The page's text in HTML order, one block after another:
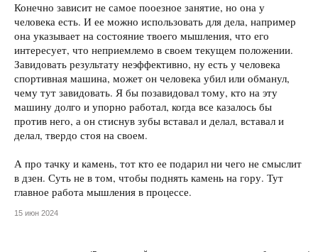
Конечно зависит не самое пооезное занятие, но она у
человека есть. И ее можно использовать для дела, например
она указывает на состояние твоего мышления, что его
интересует, что неприемлемо в своем текущем положении.
Завидовать результату неэффективно, ну есть у человека
спортивная машина, может он человека убил или обманул,
чему тут завидовать. Я бы позавидовал тому, кто на эту
машину долго и упорно работал, когда все казалось бы
против него, а он стиснув зубы вставал и делал, вставал и
делал, твердо стоя на своем.
А про тачку и камень, тот кто ее подарил ни чего не смыслит
в дзен. Суть не в том, чтобы поднять камень на гору. Тут
главное работа мышления в процессе.
15 июн 2024